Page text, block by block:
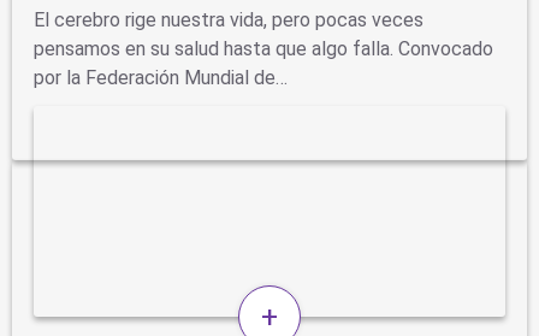
El cerebro rige nuestra vida, pero pocas veces
pensamos en su salud hasta que algo falla. Convocado
por la Federación Mundial de…
+